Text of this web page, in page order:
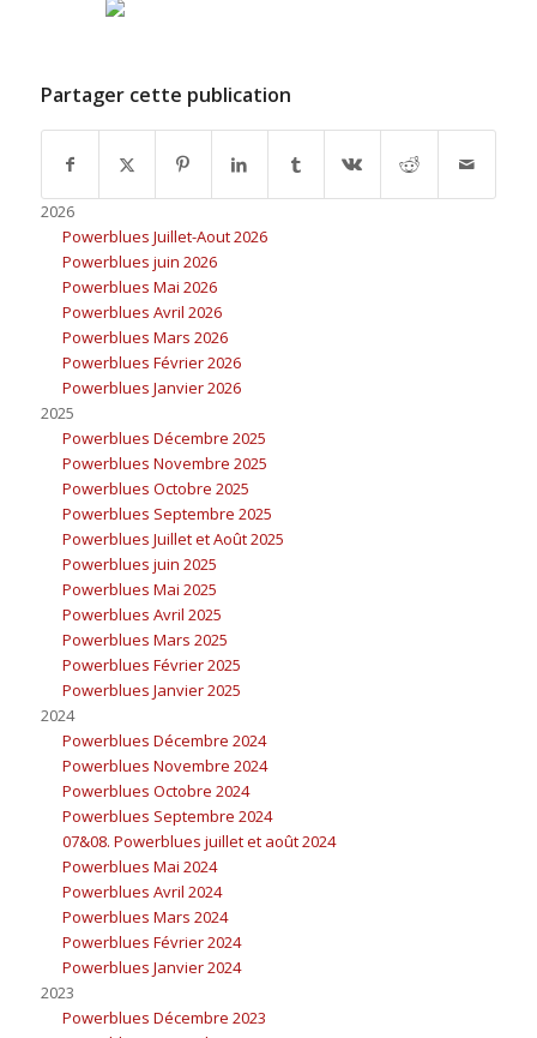
Partager cette publication
2026
Powerblues Juillet-Aout 2026
Powerblues juin 2026
Powerblues Mai 2026
Powerblues Avril 2026
Powerblues Mars 2026
Powerblues Février 2026
Powerblues Janvier 2026
2025
Powerblues Décembre 2025
Powerblues Novembre 2025
Powerblues Octobre 2025
Powerblues Septembre 2025
Powerblues Juillet et Août 2025
Powerblues juin 2025
Powerblues Mai 2025
Powerblues Avril 2025
Powerblues Mars 2025
Powerblues Février 2025
Powerblues Janvier 2025
2024
Powerblues Décembre 2024
Powerblues Novembre 2024
Powerblues Octobre 2024
Powerblues Septembre 2024
07&08. Powerblues juillet et août 2024
Powerblues Mai 2024
Powerblues Avril 2024
Powerblues Mars 2024
Powerblues Février 2024
Powerblues Janvier 2024
2023
Powerblues Décembre 2023